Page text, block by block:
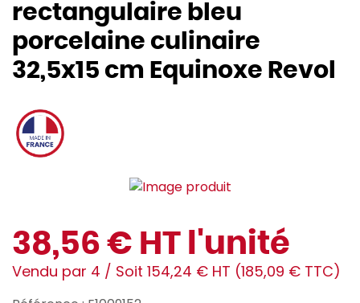
rectangulaire bleu
porcelaine culinaire
32,5x15 cm Equinoxe Revol
38,56 € HT l'unité
Vendu par 4 / Soit 154,24 € HT (185,09 € TTC)